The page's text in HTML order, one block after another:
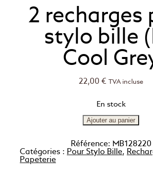
2 recharges
stylo bille
Cool
22,00 € TVA incluse
En stock
Ajouter au panier
Référence: MB128220
Catégories : Pour Stylo Bille,
Papeterie